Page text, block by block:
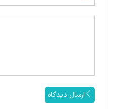
ارسال دیدگاه